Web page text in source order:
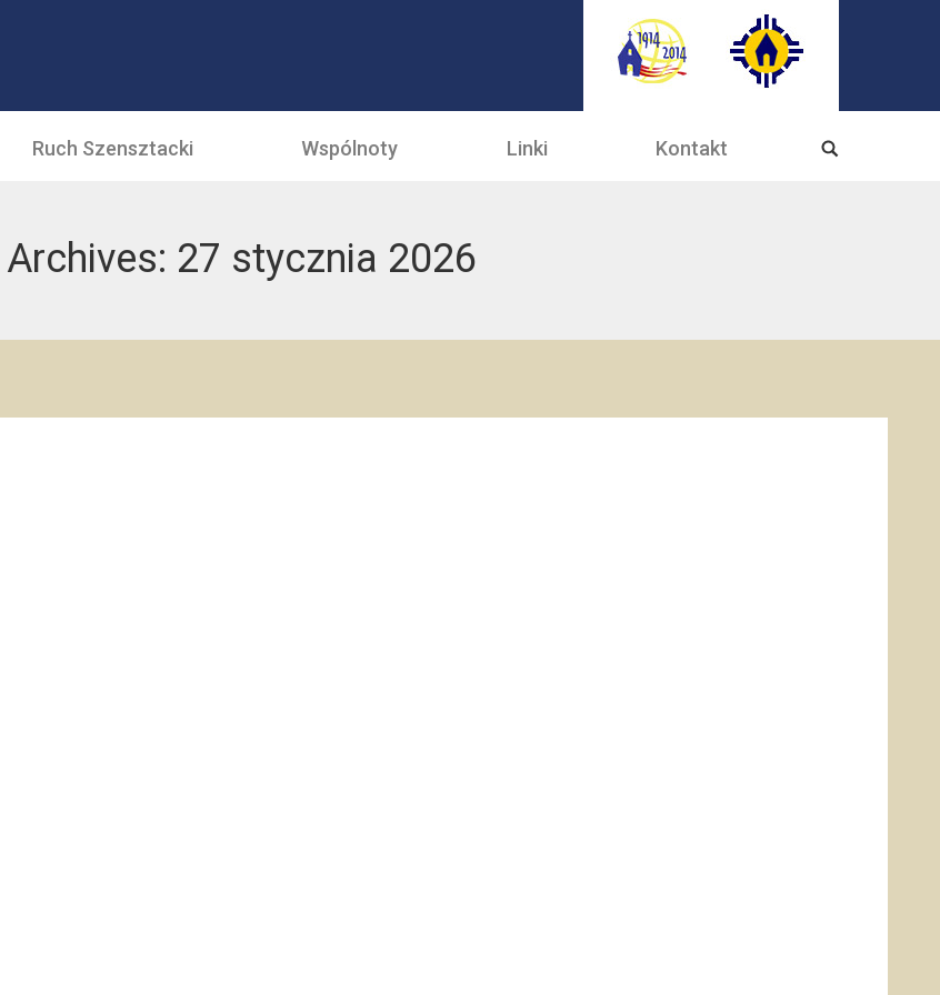
Ruch Szensztacki Wspólnoty Linki Kontakt
27 stycznia 2026